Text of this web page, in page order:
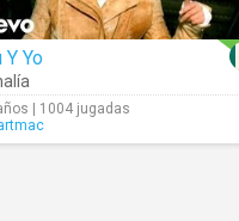
Y Yo
| 1004 jugadas